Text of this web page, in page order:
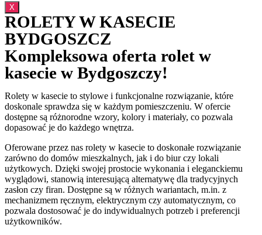
X
ROLETY W KASECIE
BYDGOSZCZ
Kompleksowa oferta rolet w
kasecie w Bydgoszczy!
Rolety w kasecie to stylowe i funkcjonalne rozwiązanie, które
doskonale sprawdza się w każdym pomieszczeniu. W ofercie
dostępne są różnorodne wzory, kolory i materiały, co pozwala
dopasować je do każdego wnętrza.
Oferowane przez nas rolety w kasecie to doskonałe rozwiązanie
zarówno do domów mieszkalnych, jak i do biur czy lokali
użytkowych. Dzięki swojej prostocie wykonania i eleganckiemu
wyglądowi, stanowią interesującą alternatywę dla tradycyjnych
zasłon czy firan. Dostępne są w różnych wariantach, m.in. z
mechanizmem ręcznym, elektrycznym czy automatycznym, co
pozwala dostosować je do indywidualnych potrzeb i preferencji
użytkowników.